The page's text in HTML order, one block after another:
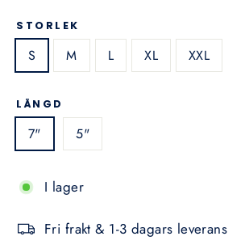
STORLEK
S M L XL XXL
LÄNGD
7" 5"
I lager
Fri frakt & 1-3 dagars leverans